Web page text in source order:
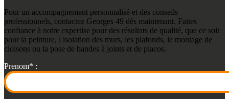
Pour un accompagnement personnalisé et des conseils
professionnels, contactez Georges 49 dès maintenant. Faites
confiance à notre expertise pour des résultats de qualité, que ce soit
pour la peinture, l isolation des murs, les plafonds, le montage de
cloisons ou la pose de bandes à joints et de placos.
Prenom* :